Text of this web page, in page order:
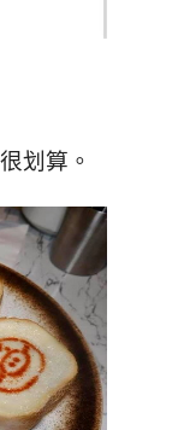
划算。